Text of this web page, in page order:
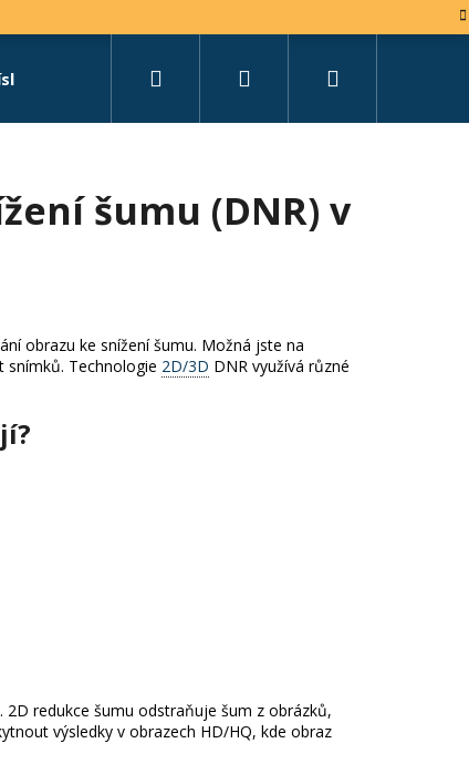
Set na míru Přihlášení
šumu (DNR) v
obrazu ke snížení šumu. Možná jste na
snímků. Technologie 2D/3D DNR využívá různé
redukce šumu odstraňuje šum z obrázků,
výsledky v obrazech HD/HQ, kde obraz